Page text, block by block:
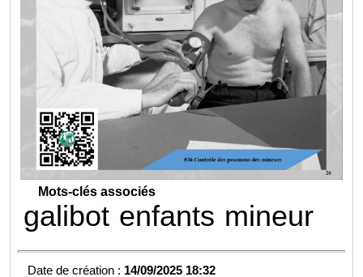
Mots-clés associés
galibot enfants mineur
Date de création : 14/09/2025 18:32